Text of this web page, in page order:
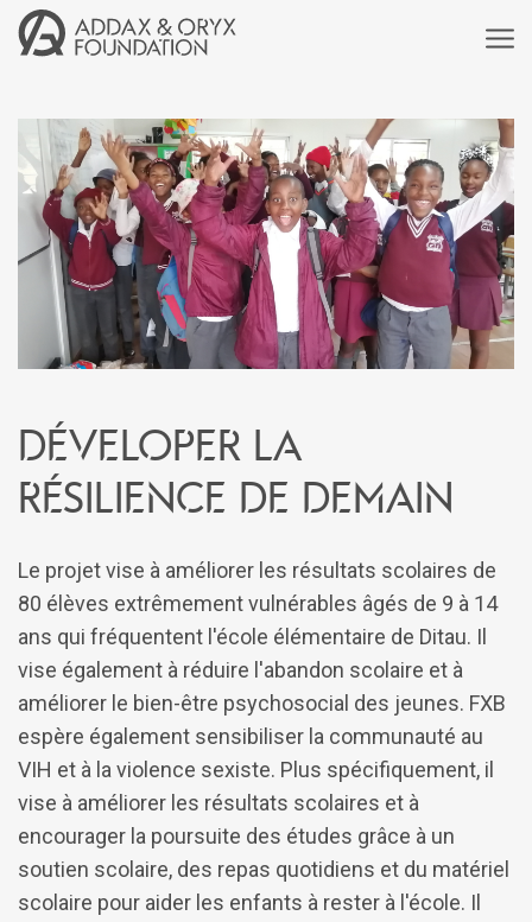
Déveloper la
résilience de demain
Le projet vise à améliorer les résultats scolaires de
80 élèves extrêmement vulnérables âgés de 9 à 14
ans qui fréquentent l'école élémentaire de Ditau. Il
vise également à réduire l'abandon scolaire et à
améliorer le bien-être psychosocial des jeunes. FXB
espère également sensibiliser la communauté au
VIH et à la violence sexiste. Plus spécifiquement, il
vise à améliorer les résultats scolaires et à
encourager la poursuite des études grâce à un
soutien scolaire, des repas quotidiens et du matériel
scolaire pour aider les enfants à rester à l'école. Il